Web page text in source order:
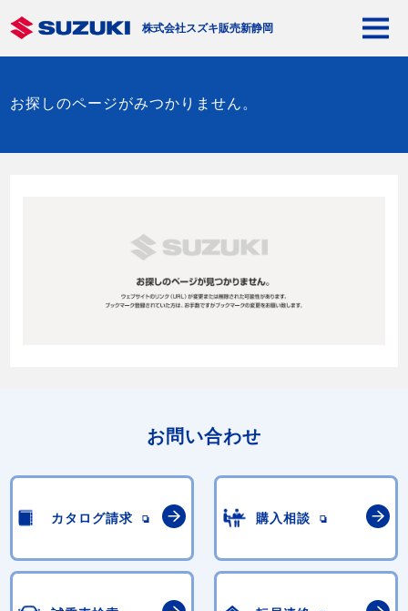
株式会社スズキ販売新静岡
お探しのページがみつかりません。
お問い合わせ
カタログ請求 購入相談